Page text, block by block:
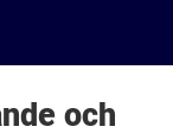
och